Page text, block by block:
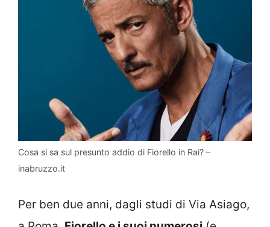
Cosa si sa sul presunto addio di Fiorello in Rai? –
inabruzzo.it
Per ben due anni, dagli studi di Via Asiago,